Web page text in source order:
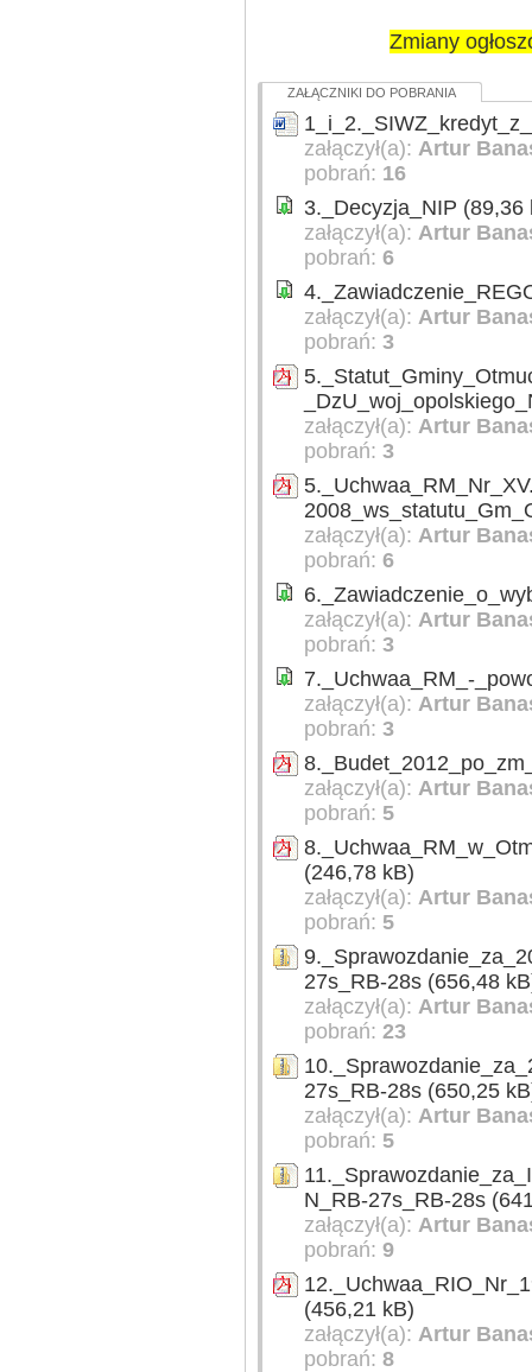
Zmiany
ZAŁĄCZNIKI DO POBRANIA
załączył(a): Artur
pobrań: 16
3._Decyzja_NIP (89,36
załączył(a): Artur
pobrań: 6
załączył(a): Artur
pobrań: 3
załączył(a): Artur
pobrań: 3
załączył(a): Artur
pobrań: 6
załączył(a): Artur
pobrań: 3
7._Uchwaa_RM_-
załączył(a): Artur
pobrań: 3
załączył(a): Artur
pobrań: 5
(246,78 kB)
załączył(a): Artur
pobrań: 5
27s_RB-28s (656,48
załączył(a): Artur
pobrań: 23
27s_RB-28s (650,25
załączył(a): Artur
pobrań: 5
N_RB-27s_RB-28s
załączył(a): Artur
pobrań: 9
(456,21 kB)
załączył(a): Artur
pobrań: 8